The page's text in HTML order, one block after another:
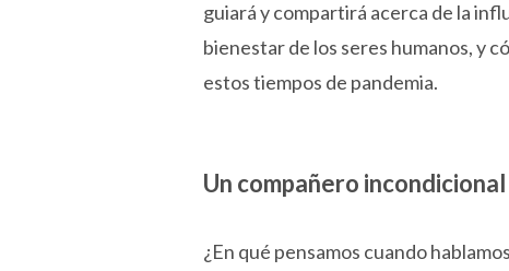
guiará y compartirá acerca de la
bienestar de los seres humanos, y
estos tiempos de pandemia.
Un compañero incondicional
¿En qué pensamos cuando